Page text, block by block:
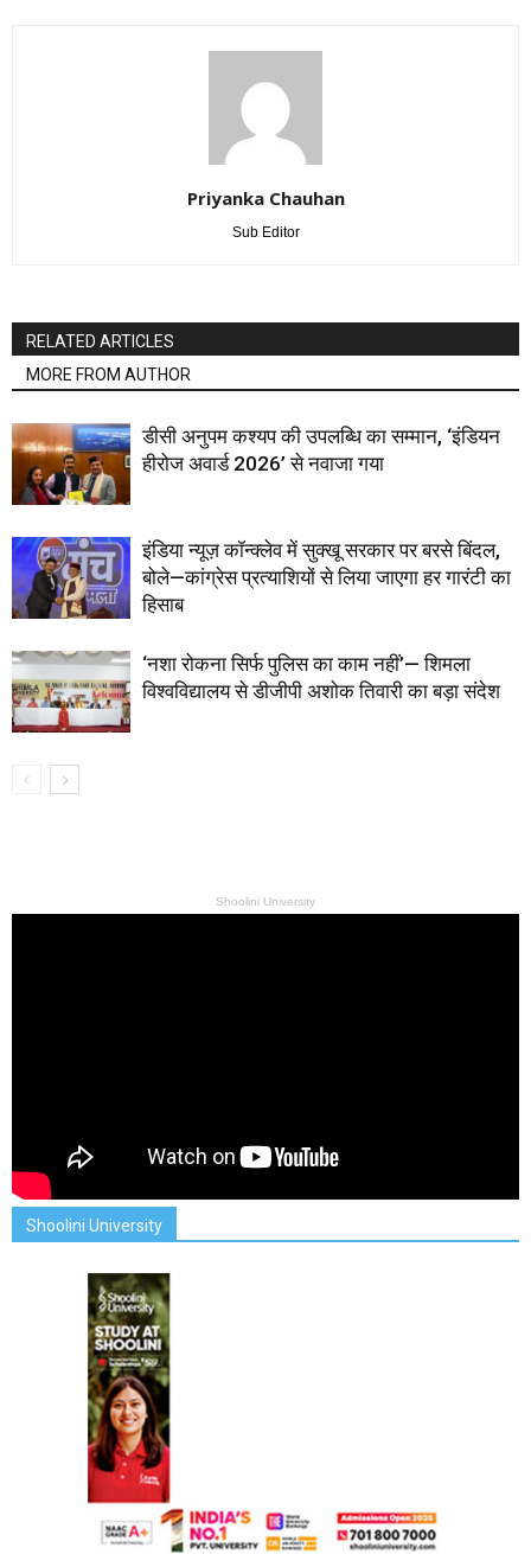
Priyanka Chauhan
Sub Editor
RELATED ARTICLES
MORE FROM AUTHOR
डीसी अनुपम कश्यप की उपलब्धि का सम्मान, ‘इंडियन
हीरोज अवार्ड 2026’ से नवाजा गया
इंडिया न्यूज़ कॉन्क्लेव में सुक्खू सरकार पर बरसे बिंदल,
बोले—कांग्रेस प्रत्याशियों से लिया जाएगा हर गारंटी का
हिसाब
‘नशा रोकना सिर्फ पुलिस का काम नहीं’— शिमला
विश्वविद्यालय से डीजीपी अशोक तिवारी का बड़ा संदेश
Shoolini University
Shoolini University